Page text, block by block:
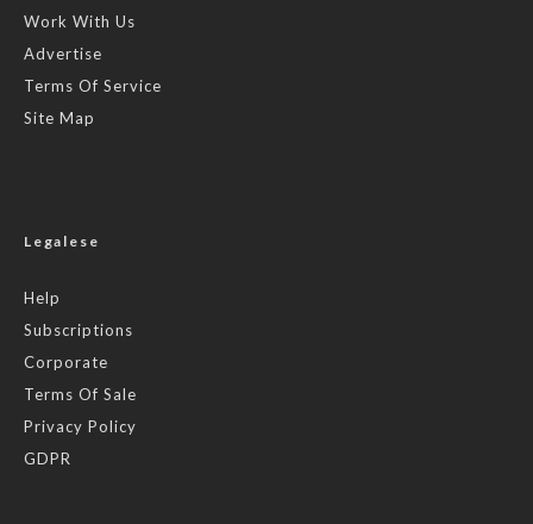
Work With Us
Advertise
Terms Of Service
Site Map
Legalese
Help
Subscriptions
Corporate
Terms Of Sale
Privacy Policy
GDPR